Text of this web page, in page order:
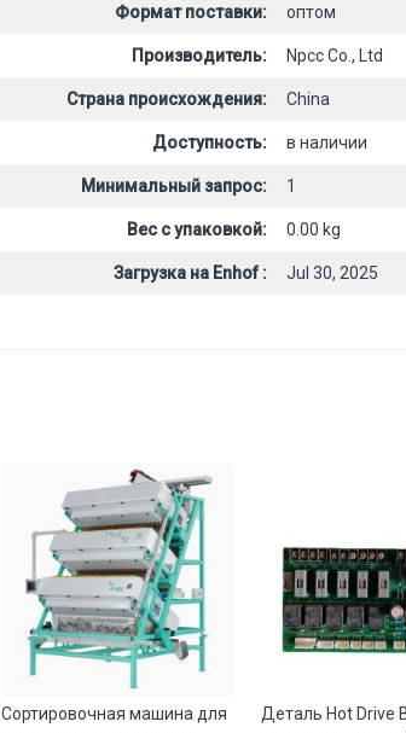
Формат поставки: оптом
Производитель: Npcc Co., Ltd
Страна происхождения: China
Доступность: в наличии
Минимальный запрос: 1
Вес с упаковкой: 0.00 kg
Загрузка на Enhof : Jul 30, 2025
Сортировочная машина для
Деталь Hot Drive